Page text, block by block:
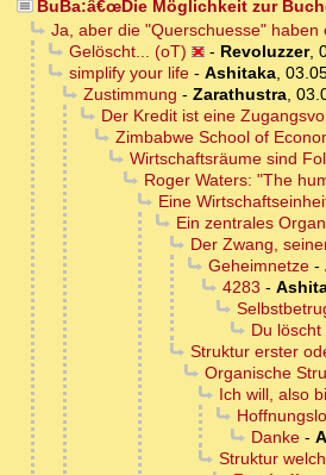
BuBa:â€œDie Möglichkeit zur
Ja, aber die "Querschuesse"
Gelöscht... (oT)
- Revoluzzer,
simplify your life- Ashitaka,
Zustimmung - Zarathustra,
Der Kredit ist eine
Zimbabwe School of
Wirtschaftsräume sind
Roger Waters: "The
Eine
Ein zentrales
Der Zwang,
Geheimnetze-
4283 -
Du
Struktur erster
Organische
Ich will, also
Danke-
Struktur